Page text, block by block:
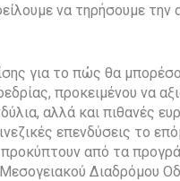
να τηρήσουμε την
για το πώς θα
προκειμένου να
αλλά και πιθανές
επενδύσεις το
από τα
Διαδρόμου